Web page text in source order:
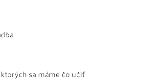
ktorých sa máme čo učiť